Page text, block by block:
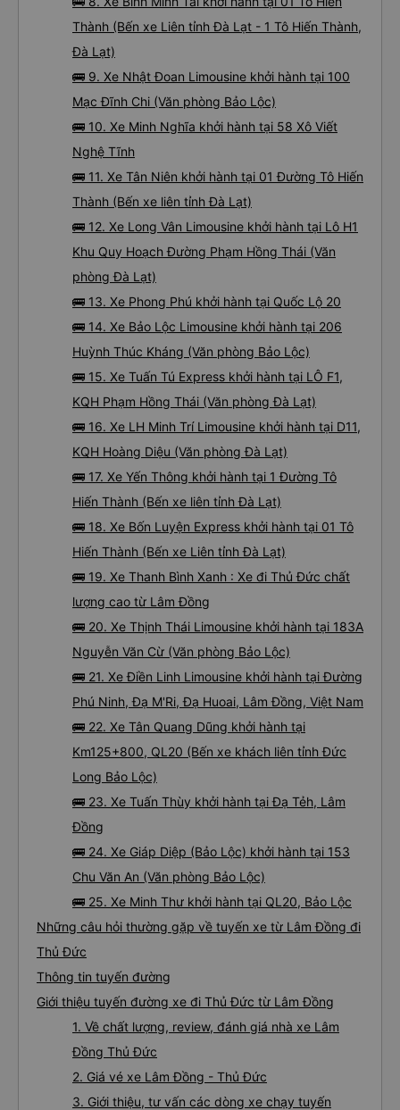
Thành (Bến xe Liên tỉnh Đà Lạt - 1 Tô Hiến Thành,
Đà Lạt)
🚌 9. Xe Nhật Đoan Limousine khởi hành tại 100
Mạc Đĩnh Chi (Văn phòng Bảo Lộc)
🚌 10. Xe Minh Nghĩa khởi hành tại 58 Xô Viết
Nghệ Tĩnh
🚌 11. Xe Tân Niên khởi hành tại 01 Đường Tô Hiến
Thành (Bến xe liên tỉnh Đà Lạt)
🚌 12. Xe Long Vân Limousine khởi hành tại Lô H1
Khu Quy Hoạch Đường Phạm Hồng Thái (Văn
phòng Đà Lạt)
🚌 13. Xe Phong Phú khởi hành tại Quốc Lộ 20
🚌 14. Xe Bảo Lộc Limousine khởi hành tại 206
Huỳnh Thúc Kháng (Văn phòng Bảo Lộc)
🚌 15. Xe Tuấn Tú Express khởi hành tại LÔ F1,
KQH Phạm Hồng Thái (Văn phòng Đà Lạt)
🚌 16. Xe LH Minh Trí Limousine khởi hành tại D11,
KQH Hoàng Diệu (Văn phòng Đà Lạt)
🚌 17. Xe Yến Thông khởi hành tại 1 Đường Tô
Hiến Thành (Bến xe liên tỉnh Đà Lạt)
🚌 18. Xe Bốn Luyện Express khởi hành tại 01 Tô
Hiến Thành (Bến xe Liên tỉnh Đà Lạt)
🚌 19. Xe Thanh Bình Xanh : Xe đi Thủ Đức chất
lượng cao từ Lâm Đồng
🚌 20. Xe Thịnh Thái Limousine khởi hành tại 183A
Nguyễn Văn Cừ (Văn phòng Bảo Lộc)
🚌 21. Xe Điền Linh Limousine khởi hành tại Đường
Phú Ninh, Đạ M'Ri, Đạ Huoai, Lâm Đồng, Việt Nam
🚌 22. Xe Tân Quang Dũng khởi hành tại
Km125+800, QL20 (Bến xe khách liên tỉnh Đức
Long Bảo Lộc)
🚌 23. Xe Tuấn Thùy khởi hành tại Đạ Tẻh, Lâm
Đồng
🚌 24. Xe Giáp Diệp (Bảo Lộc) khởi hành tại 153
Chu Văn An (Văn phòng Bảo Lộc)
🚌 25. Xe Minh Thư khởi hành tại QL20, Bảo Lộc
Những câu hỏi thường gặp về tuyến xe từ Lâm Đồng đi
Thủ Đức
Thông tin tuyến đường
Giới thiệu tuyến đường xe đi Thủ Đức từ Lâm Đồng
1. Về chất lượng, review, đánh giá nhà xe Lâm
Đồng Thủ Đức
2. Giá vé xe Lâm Đồng - Thủ Đức
3. Giới thiệu, tư vấn các dòng xe chạy tuyến